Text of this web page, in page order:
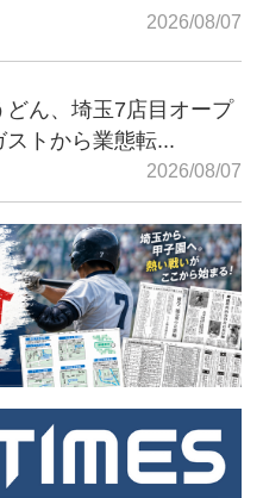
2026/08/07
どん、埼玉7店目オープ
トから業態転...
2026/08/07